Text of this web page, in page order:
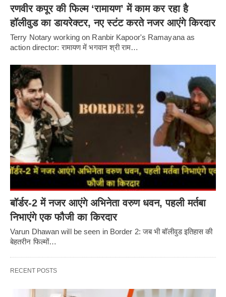
रणवीर कपूर की फिल्म ‘रामायण’ में काम कर रहा है
हॉलीवुड का डायरेक्टर, नए स्टंट करते नजर आएंगे किरदार
Terry Notary working on Ranbir Kapoor's Ramayana as
action director: रामायण में भगवान श्री राम…
बॉर्डर-2 में नजर आएंगे अभिनेता वरुण धवन, पहली मर्तबा
निभाएंगे एक फौजी का किरदार
Varun Dhawan will be seen in Border 2: जब भी बॉलीवुड इतिहास की
बेहतरीन फिल्मों…
RECENT POSTS